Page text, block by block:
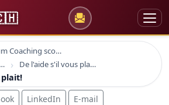
forum Coaching scolaire
forum Coaching online formation professionelle emploi education
De l'aide s'il vous plait!
plait!
LinkedIn E-mail